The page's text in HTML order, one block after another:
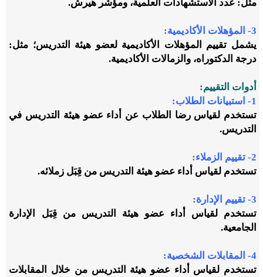
مثل: عدد الاستشهادات العلمية، ومؤشر هيرش.
3- المؤهلات الأكاديمية:
يشمل تقييم المؤهلات الأكاديمية لعضو هيئة التدريس؛ مثل:
درجة الدكتوراه، والزمالات الأكاديمية.
أدوات التقييم:
1- استبيانات الطلاب:
تستخدم لقياس رضا الطلاب عن أداء عضو هيئة التدريس في
التدريس.
2- تقييم الزملاء:
تستخدم لقياس أداء عضو هيئة التدريس من قِبَل زملائه.
3- تقييم الإدارة:
تستخدم لقياس أداء عضو هيئة التدريس من قِبَل الإدارة
الجامعية.
4- المقابلات الشخصية:
تستخدم لقياس أداء عضو هيئة التدريس من خلال المقابلات